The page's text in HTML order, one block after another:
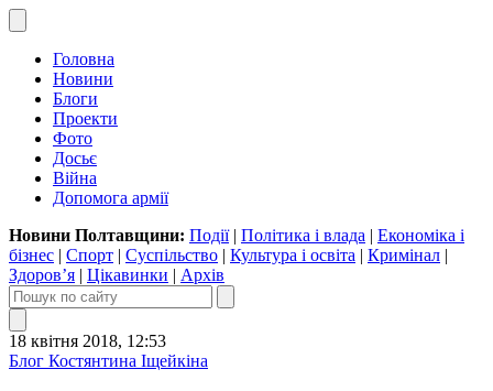
Головна
Новини
Блоги
Проекти
Фото
Досьє
Війна
Допомога армії
Новини Полтавщини: Події| Політика і влада | Економіка і
бізнес | Спорт | Суспільство | Культура і освіта | Кримінал |
Здоров’я | Цікавинки | Архів
18 квітня 2018, 12:53
Блог Костянтина Іщейкіна